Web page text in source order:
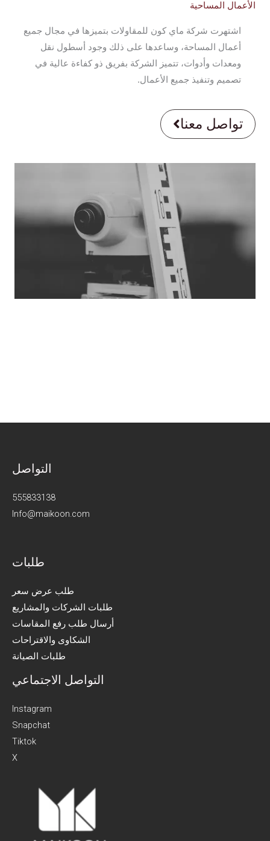
الأعمال المساحية
اشتهرت شركة ماي كون للمقاولات بتميزها في مجال جميع
أعمال المساحة، وساعدها على ذلك وجود أسطول نقل
ومعدات وأدوات، تتميز الشركة بفريق ذو كفاءة عالية في
تصميم وتنفيذ جميع الأعمال.
تواصل معنا
التواصل
555833138
Info@maikoon.com​​
طلبات
طلب عرض سعر
طلبات الشركات والمشاريع
أرسال طلب رفع المقاسات
الشكاوى والاقتراحات
طلبات الصيانة
التواصل الاجتماعي
Instagram
Snapchat
Tiktok
X